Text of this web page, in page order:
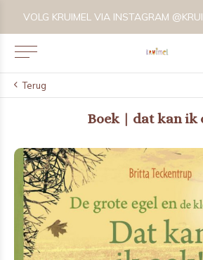
VOLG KRUIMEL VIA INSTAGRAM
Terug
Boek | dat kan ik